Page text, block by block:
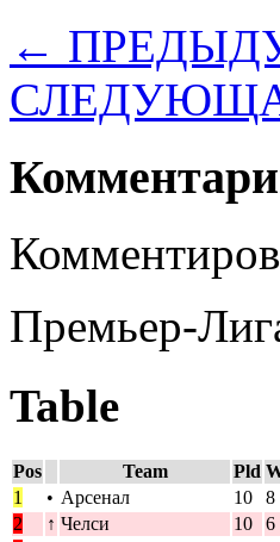
←
Премьер-
Table
Pos Team Pld
1
• Арсенал 10 8
2
↑ Челси 10 6